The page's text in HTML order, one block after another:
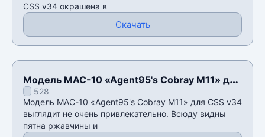
CSS v34 окрашена в
Скачать
Модель MAC-10 «Agent95's Cobray M11» для
CSS v34
528
Модель MAC-10 «Agent95's Cobray M11» для CSS v34
выглядит не очень привлекательно. Всюду видны
пятна ржавчины и